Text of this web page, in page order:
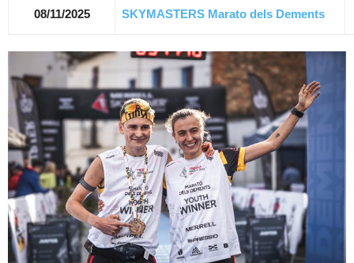
08/11/2025 SKYMASTERS Marato dels Dements